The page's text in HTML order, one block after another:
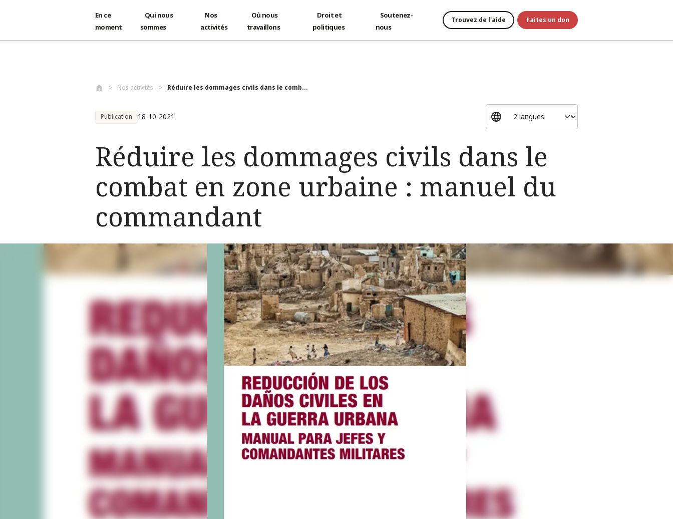
En ce
moment
Qui nous
sommes
Nos
activités
Où nous
travaillons
Droit et
politiques
Soutenez-
nous
Trouvez de l'aide Faites un don
Nos activités Réduire les dommages civils dans le comb...
Publication 18-10-2021
Réduire les dommages civils dans le
combat en zone urbaine : manuel du
commandant